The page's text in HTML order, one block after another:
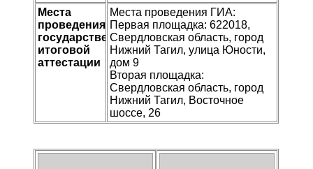
Места
проведения
государственной
итоговой
аттестации
Места проведения ГИА:
Первая площадка: 622018,
Свердловская область, город
Нижний Тагил, улица Юности,
дом 9
Вторая площадка:
Свердловская область, город
Нижний Тагил, Восточное
шоссе, 26